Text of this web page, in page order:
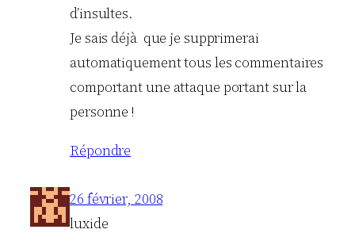
d’insultes.
Je sais déjà que je supprimerai
automatiquement tous les commentaires
comportant une attaque portant sur la
personne !
Répondre
26 février, 2008
luxide